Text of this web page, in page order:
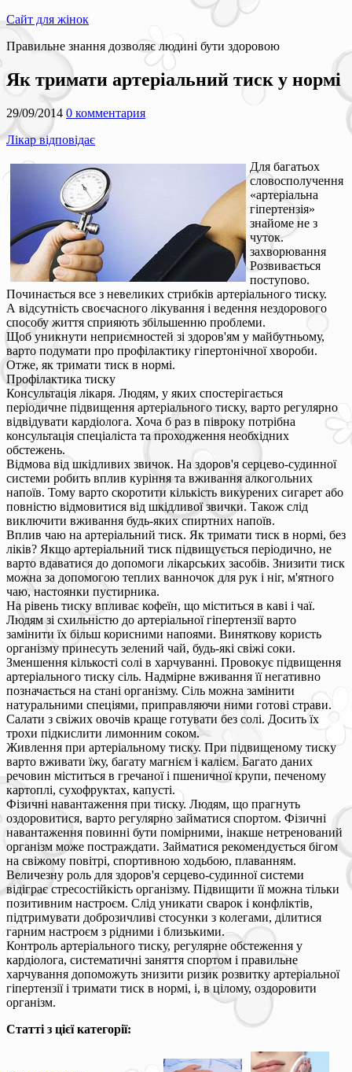
Сайт для жінок
Правильне знання дозволяє людині бути здоровою
Як тримати артеріальний тиск у нормі
29/09/2014 0 комментария
Лікар відповідає
Для багатьох
словосполучення
«артеріальна
гіпертензія»
знайоме не з
чуток.
захворювання
Розвивається
поступово.
Починається все з невеликих стрибків артеріального тиску.
А відсутність своєчасного лікування і ведення нездорового
способу життя сприяють збільшенню проблеми.
Щоб уникнути неприємностей зі здоров'ям у майбутньому,
варто подумати про профілактику гіпертонічної хвороби.
Отже, як тримати тиск в нормі.
Профілактика тиску
Консультація лікаря. Людям, у яких спостерігається
періодичне підвищення артеріального тиску, варто регулярно
відвідувати кардіолога. Хоча б раз в півроку потрібна
консультація спеціаліста та проходження необхідних
обстежень.
Відмова від шкідливих звичок. На здоров'я серцево-судинної
системи робить вплив куріння та вживання алкогольних
напоїв. Тому варто скоротити кількість викурених сигарет або
повністю відмовитися від шкідливої звички. Також слід
виключити вживання будь-яких спиртних напоїв.
Вплив чаю на артеріальний тиск. Як тримати тиск в нормі, без
ліків? Якщо артеріальний тиск підвищується періодично, не
варто вдаватися до допомоги лікарських засобів. Знизити тиск
можна за допомогою теплих ванночок для рук і ніг, м'ятного
чаю, настоянки пустирника.
На рівень тиску впливає кофеїн, що міститься в каві і чаї.
Людям зі схильністю до артеріальної гіпертензії варто
замінити їх більш корисними напоями. Виняткову користь
організму принесуть зелений чай, будь-які свіжі соки.
Зменшення кількості солі в харчуванні. Провокує підвищення
артеріального тиску сіль. Надмірне вживання її негативно
позначається на стані організму. Сіль можна замінити
натуральними спеціями, приправляючи ними готові страви.
Салати з свіжих овочів краще готувати без солі. Досить їх
трохи підкислити лимонним соком.
Живлення при артеріальному тиску. При підвищеному тиску
варто вживати їжу, багату магнієм і калієм. Багато даних
речовин міститься в гречаної і пшеничної крупи, печеному
картоплі, сухофруктах, капусті.
Фізичні навантаження при тиску. Людям, що прагнуть
оздоровитися, варто регулярно займатися спортом. Фізичні
навантаження повинні бути помірними, інакше нетренований
організм може постраждати. Займатися рекомендується бігом
на свіжому повітрі, спортивною ходьбою, плаванням.
Величезну роль для здоров'я серцево-судинної системи
відіграє стресостійкість організму. Підвищити її можна тільки
позитивним настроєм. Слід уникати сварок і конфліктів,
підтримувати доброзичливі стосунки з колегами, ділитися
гарним настроєм з рідними і близькими.
Контроль артеріального тиску, регулярне обстеження у
кардіолога, систематичні заняття спортом і правильне
харчування допоможуть знизити ризик розвитку артеріальної
гіпертензії і тримати тиск в нормі, і, в цілому, оздоровити
організм.
Статті з цієї категорії: